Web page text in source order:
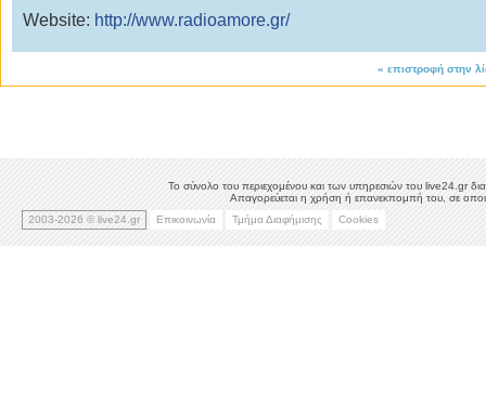
Website: http://www.radioamore.gr/
« επιστροφή στην
Το σύνολο του περιεχομένου και των υπηρεσιών του live24.gr
Απαγορεύεται η χρήση ή επανεκπομπή του, σε
2003-2026 © live24.gr
Επικοινωνία Τμήμα Διαφήμισης Cookies